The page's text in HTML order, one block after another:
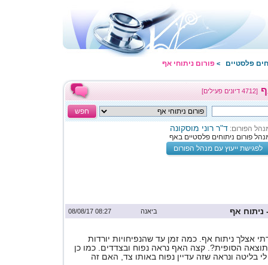
פלסטיים > פורום ניתוחי אף
[4712 דיונים פעילים]
חפש
הפורום: ד"ר רוני מוסקונה
פורום ניתוחים פלסטיים באף
לפגישת ייעוץ עם מנהל הפורום
08:27 08/08/17 ביאנה
עברתי אצלך ניתוח אף. כמה זמן עד שהנפיחויות יורדות
הסופית?. קצה האף נראה נפוח ובצדדים. כמו כן
בליטה ונראה שזה עדיין נפוח באותו צד, האם זה